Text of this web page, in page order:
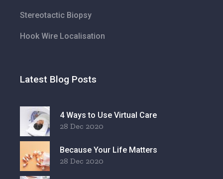
Stereotactic Biopsy
Hook Wire Localisation
Latest Blog Posts
4 Ways to Use Virtual Care
28 Dec 2020
Because Your Life Matters
28 Dec 2020